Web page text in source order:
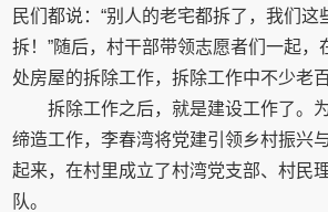
民们都说：“别人的老宅都拆了，我们
拆！”随后，村干部带领志愿者们一起，
处房屋的拆除工作，拆除工作中不少老
拆除工作之后，就是建设工作了。
缔造工作，李春湾将党建引领乡村振兴
起来，在村里成立了村湾党支部、村民
队。